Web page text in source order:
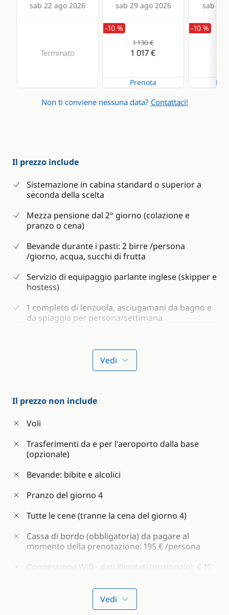
sab 22 ago 2026 sab 29 ago 2026 sab 05
Terminato
-10 %
1 130 €
1 017 €
Prenota
-10 %
Non ti conviene nessuna data? Contattaci!
Il prezzo include
Sistemazione in cabina standard o superior a
seconda della scelta
Mezza pensione dal 2° giorno (colazione e
pranzo o cena)
Bevande durante i pasti: 2 birre /persona
/giorno, acqua, succhi di frutta
Servizio di equipaggio parlante inglese (skipper e
hostess)
1 completo di lenzuola, asciugamani da bagno e
da spiaggia per persona/settimana
Consumi per la imbarcazione (acqua, benzina e
e boccagli)
Paddle
Assicurazione della barca e dei passeggeri
I clienti possono acquistare altre bevande da portare
a bordo ma devono conservarle fuori delle aree
comuni. Lo skipper ha la piena autorità di controllare
il consumo a bordo.
Vedi
Il prezzo non include
Voli
Trasferimenti da e per l'aeroporto dalla base
(opzionale)
Bevande: bibite e alcolici
Pranzo del giorno 4
Tutte le cene (tranne la cena del giorno 4)
Cassa di bordo (obbligatoria) da pagare al
momento della prenotazione: 195 € /persona
Connessione Wifi - dati illimitati (opzionale): € 15
Supplemento per esigenze alimentari specifiche
(vegetariano, pescetariano, vegano, senza
Vedi